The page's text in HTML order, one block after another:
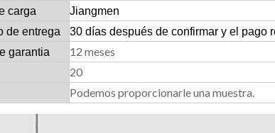
carga
Jiangmen
de entrega
30 días después de confirmar y el pago
garantia
12 meses
20
Podemos proporcionarle una muestra.